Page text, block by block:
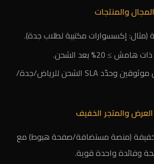
إكسسوارات مكتبية لطلاب جدة).
تواصل مع مورّدين موثوقين وحدّد SLA الشحن للرياض/جدة/
خفيفة (منصة مستضافة/صفحة هبوط) مع
وفائدة واحدة قوية.